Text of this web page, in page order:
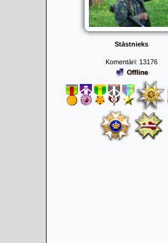
Stāstnieks
Komentāri: 13176